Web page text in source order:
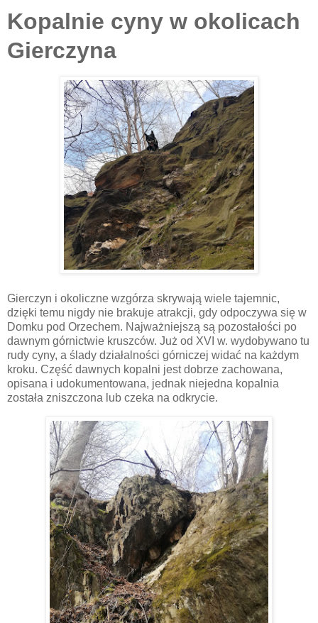
Kopalnie cyny w okolicach
Gierczyna
Gierczyn i okoliczne wzgórza skrywają wiele tajemnic,
dzięki temu nigdy nie brakuje atrakcji, gdy odpoczywa się w
Domku pod Orzechem. Najważniejszą są pozostałości po
dawnym górnictwie kruszców. Już od XVI w. wydobywano tu
rudy cyny, a ślady działalności górniczej widać na każdym
kroku. Część dawnych kopalni jest dobrze zachowana,
opisana i udokumentowana, jednak niejedna kopalnia
została zniszczona lub czeka na odkrycie.